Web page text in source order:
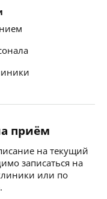
приём
на текущий
записаться на
или по